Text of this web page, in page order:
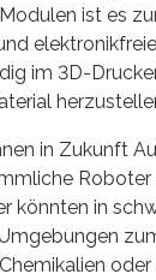
ist es
im 3D-
in Zukunft
Roboter
könnten in